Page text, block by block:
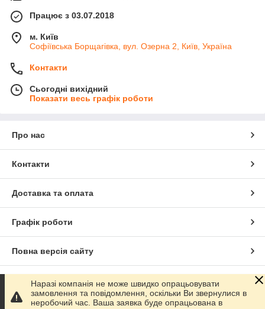
Працює з 03.07.2018
м. Київ
Софіївська Борщагівка, вул. Озерна 2, Київ, Україна
Контакти
Сьогодні вихідний
Показати весь графік роботи
Про нас
Контакти
Доставка та оплата
Графік роботи
Повна версія сайту
Сайт створено на маркетплейсіProm.ua
Наразі компанія не може швидко опрацьовувати
замовлення та повідомлення, оскільки Ви звернулися в
неробочий час. Ваша заявка буде опрацьована в